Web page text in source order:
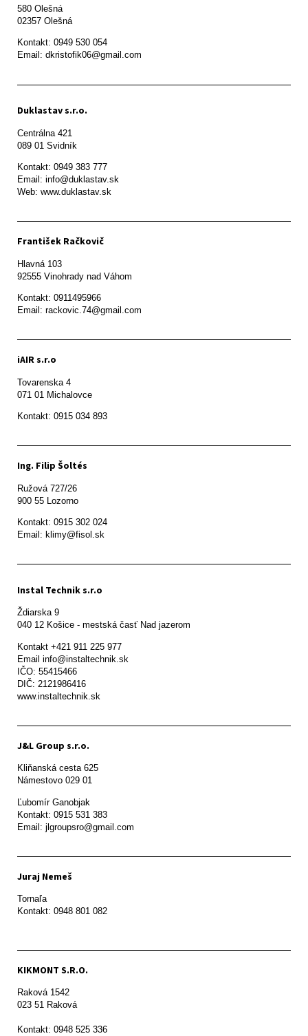
580 Olešná
Kontakt: 0949 530 054
Email: dkristofik06@gmail.com
Duklastav s.r.o.
Centrálna 421
089 01 Svidník
Kontakt: 0949 383 777
Email: info@duklastav.sk
Web: www.duklastav.sk
František Račkovič
Hlavná 103
92555 Vinohrady nad Váhom
Kontakt: 0911495966
Email: rackovic.74@gmail.com
iAIR s.r.o
Tovarenska 4
071 01 Michalovce
Ing. Filip Šoltés
Ružová 727/26
900 55 Lozorno
Kontakt: 0915 302 024
Email: klimy@fisol.sk
Instal Technik s.r.o
Ždiarska 9
Kontakt +421 911 225 977
Email info@instaltechnik.sk
IČO: 55415466
DIČ: 2121986416
www.instaltechnik.sk
J&L Group s.r.o.
Kliňanská cesta 625
Námestovo 029 01
Ľubomír Ganobjak
Kontakt: 0915 531 383
Email: jlgroupsro@gmail.com
Juraj Nemeš
Tornaľa
Kontakt: 0948 801 082
KIKMONT S.R.O.
Raková 1542
023 51 Raková
Kontakt: 0948 525 336